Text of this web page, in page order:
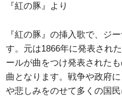
『紅の豚』より
『紅の豚』の挿入歌で、ジ
す。元は1866年に発表され
ールが曲をつけ発表された
曲となります。戦争や政府
や悲しみをのせて多くの国